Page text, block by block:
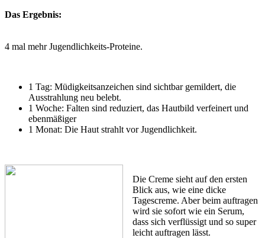
Das Ergebnis:
4 mal mehr Jugendlichkeits-Proteine.
1 Tag: Müdigkeitsanzeichen sind sichtbar gemildert, die
Ausstrahlung neu belebt.
1 Woche: Falten sind reduziert, das Hautbild verfeinert und
ebenmäßiger
1 Monat: Die Haut strahlt vor Jugendlichkeit.
Die Creme sieht auf den ersten
Blick aus, wie eine dicke
Tagescreme. Aber beim auftragen
wird sie sofort wie ein Serum,
dass sich verflüssigt und so super
leicht auftragen lässt.